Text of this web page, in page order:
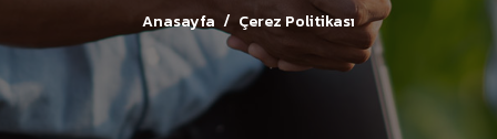
Anasayfa Çerez Politikası